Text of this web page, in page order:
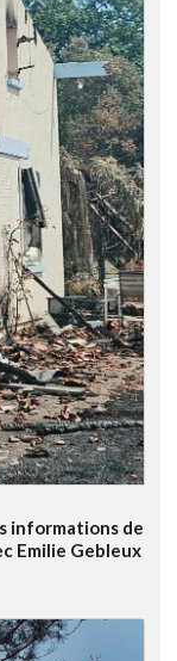
informations de
Emilie Gebleux